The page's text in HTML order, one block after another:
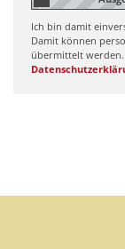
Ich bin damit
Damit können
übermittelt